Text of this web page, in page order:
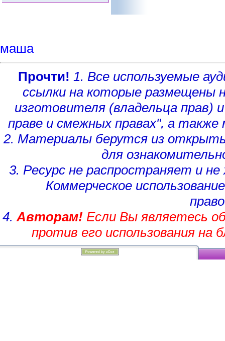
маша
Прочти! 1. Все используемые
ссылки на которые размещены
изготовителя (владельца прав)
праве и смежных правах", а
2. Материалы берутся из
для
3. Ресурс не распространяет и
Коммерческое
4. Авторам!Если Вы являетесь
против его использования на